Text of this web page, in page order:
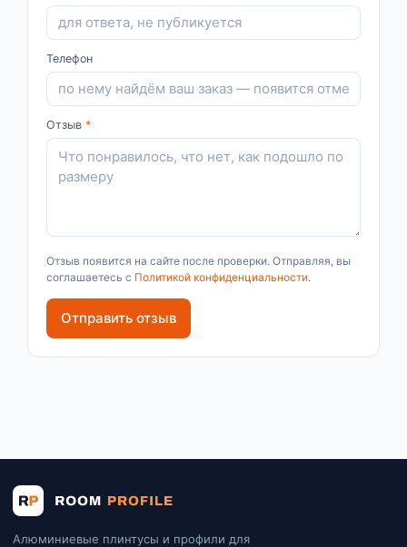
Телефон
Отзыв *
Отзыв появится на сайте после проверки. Отправляя, вы
соглашаетесь с Политикой конфиденциальности.
Отправить отзыв
Алюминиевые плинтусы и профили для